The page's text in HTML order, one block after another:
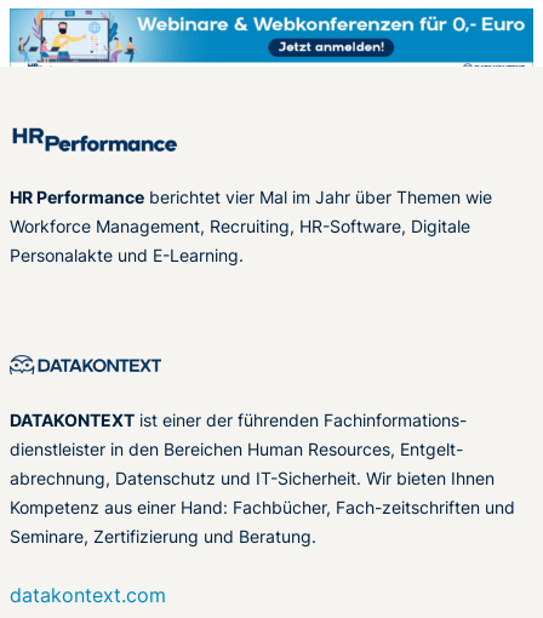
HR Performance berichtet vier Mal im Jahr über Themen wie
Workforce Management, Recruiting, HR-Software, Digitale
Personalakte und E-Learning.
DATAKONTEXT ist einer der führenden Fachinformations-
dienstleister in den Bereichen Human Resources, Entgelt-
abrechnung, Datenschutz und IT-Sicherheit. Wir bieten Ihnen
Kompetenz aus einer Hand: Fachbücher, Fach-zeitschriften und
Seminare, Zertifizierung und Beratung.
datakontext.com